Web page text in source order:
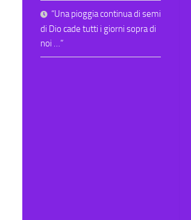
“Una pioggia continua di semi
di Dio cade tutti i giorni sopra di
noi …”